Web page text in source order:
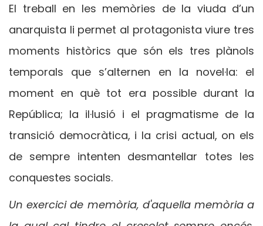
El treball en les memòries de la viuda d’un
anarquista li permet al protagonista viure tres
moments històrics que són els tres plànols
temporals que s’alternen en la novel·la: el
moment en què tot era possible durant la
República; la il·lusió i el pragmatisme de la
transició democràtica, i la crisi actual, on els
de sempre intenten desmantellar totes les
conquestes socials.
Un exercici de memòria, d'aquella memòria a